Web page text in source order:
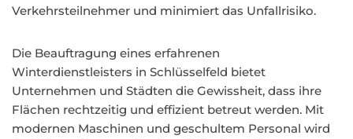
Verkehrsteilnehmer und minimiert das Unfallrisiko.
Die Beauftragung eines erfahrenen
Winterdienstleisters in Schlüsselfeld bietet
Unternehmen und Städten die Gewissheit, dass ihre
Flächen rechtzeitig und effizient betreut werden. Mit
modernen Maschinen und geschultem Personal wird